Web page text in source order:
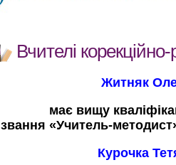
Вчителі
Житняк
має вищу
звання «Учитель-
Курочка